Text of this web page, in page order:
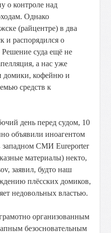
о контроле над
Однако
(райцентре) в два
и распорядился о
суда ещё не
а нас уже
домики, кофейню и
средств к
день перед судом, 10
объявили иноагентом
СМИ Eureporter
материалы) некто,
заявил, будто наш
плёсских домиков,
недовольных властью.
организованным
безосновательным